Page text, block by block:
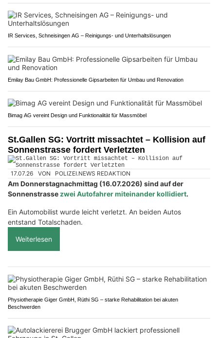
IR Services, Schneisingen AG – Reinigungs- und Unterhaltslösungen
Emilay Bau GmbH: Professionelle Gipsarbeiten für Umbau und Renovation
Bimag AG vereint Design und Funktionalität für Massmöbel
St.Gallen SG: Vortritt missachtet – Kollision auf
Sonnenstrasse fordert Verletzten
17.07.26 VON POLIZEI.NEWS REDAKTION
Am Donnerstagnachmittag (16.07.2026) sind auf der
Sonnenstrasse zwei Autofahrer miteinander kollidiert.
Ein Automobilist wurde leicht verletzt. An beiden Autos
entstand Totalschaden.
Weiterlesen
Physiotherapie Giger GmbH, Rüthi SG – starke Rehabilitation bei akuten
Beschwerden